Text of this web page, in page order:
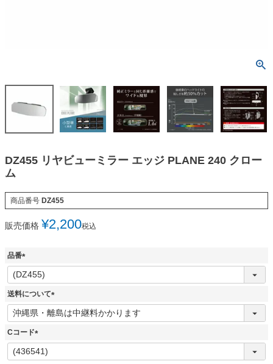
DZ455 リヤビューミラー エッジ PLANE 240 クロー
ム
商品番号 DZ455
販売価格 ¥2,200税込
品番
(
必
須
送料について
(
必
Cコード
(
必